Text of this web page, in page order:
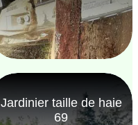
Jardinier taille de haie
69